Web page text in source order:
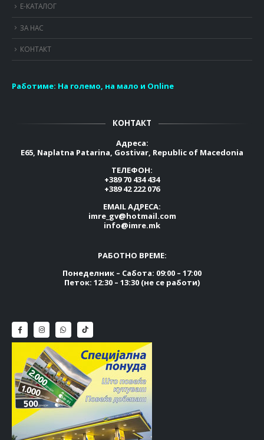
Е-КАТАЛОГ
ЗА НАС
КОНТАКТ
Работиме: На големо, на мало и Online
КОНТАКТ
Адреса:
E65, Naplatna Patarina, Gostivar, Republic of Macedonia
ТЕЛЕФОН:
+389 70 434 434
+389 42 222 076
EMAIL АДРЕСА:
imre_gv@hotmail.com
info@imre.mk
РАБОТНО ВРЕМЕ:
Понеделник – Сабота: 09:00 – 17:00
Петок: 12:30 – 13:30 (не се работи)